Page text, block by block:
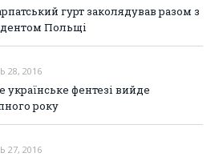
гурт заколядував разом з
Польщі
28, 2016
фентезі вийде
року
27, 2016